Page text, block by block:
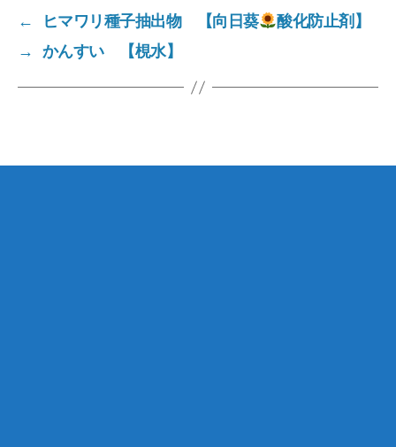
g
s
← ヒマワリ種子抽出物 【向日葵
酸化防止剤】
→
かんすい 【梘水】